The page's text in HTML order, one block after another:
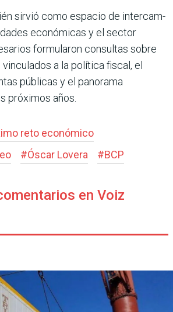
sirvió como espacio de intercam­
eco­nómicas y el sector
formula­ron consultas sobre
a la política fiscal, el
públicas y el panorama
próximos años.
reto económico
#Óscar Lovera #BCP
en Voiz